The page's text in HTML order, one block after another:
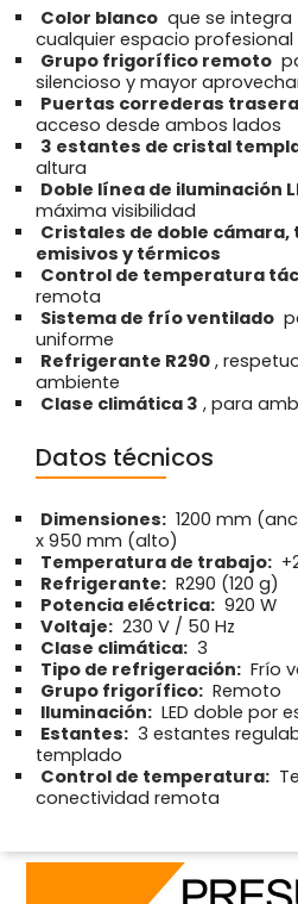
Color blanco que se
cualquier espacio profesional
Grupo frigorífico remoto
silencioso y mayor
Puertas correderas
acceso desde ambos lados
3 estantes de cristal
altura
Doble línea de iluminación
máxima visibilidad
Cristales de doble cámara,
emisivos y térmicos
Control de temperatura
remota
Sistema de frío ventilado
uniforme
Refrigerante R290 ,
ambiente
Clase climática 3 , para
Datos técnicos
Dimensiones: 1200 mm
x 950 mm (alto)
Temperatura de trabajo:
Refrigerante: R290 (120 g)
Potencia eléctrica: 920 W
Voltaje: 230 V / 50 Hz
Clase climática: 3
Tipo de refrigeración: Frío
Grupo frigorífico: Remoto
Iluminación: LED doble por
Estantes: 3 estantes
templado
Control de temperatura:
conectividad remota